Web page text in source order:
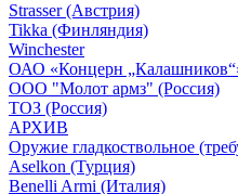
Strasser (Австрия)
Tikka (Финляндия)
Winchester
ОАО «Концерн
ООО "Молот армз" (Россия)
ТОЗ (Россия)
АРХИВ
Оружие гладкоствольное
Aselkon (Турция)
Benelli Armi (Италия)